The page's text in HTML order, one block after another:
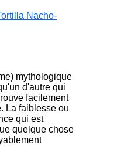
Nacho-
mythologique
d'autre qui
facilement
La faiblesse ou
qui est
quelque chose